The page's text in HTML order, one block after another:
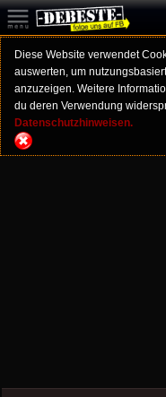
Diese Website verwendet
auswerten, um
anzuzeigen. Weitere
du deren Verwendung
Datenschutzhinweisen.